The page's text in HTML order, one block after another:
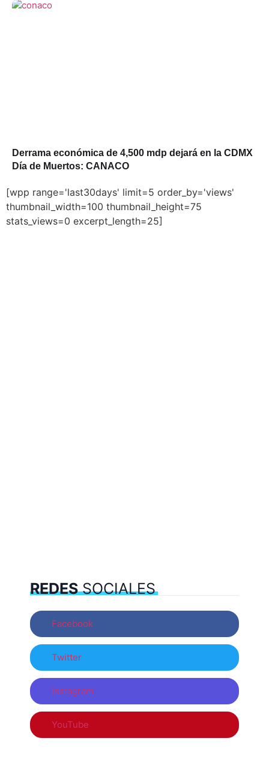
Derrama económica de 4,500 mdp dejará en la CDMX
Día de Muertos: CANACO
[wpp range='last30days' limit=5 order_by='views'
thumbnail_width=100 thumbnail_height=75
stats_views=0 excerpt_length=25]
REDESSOCIALES
Facebook
Twitter
Instagram
YouTube